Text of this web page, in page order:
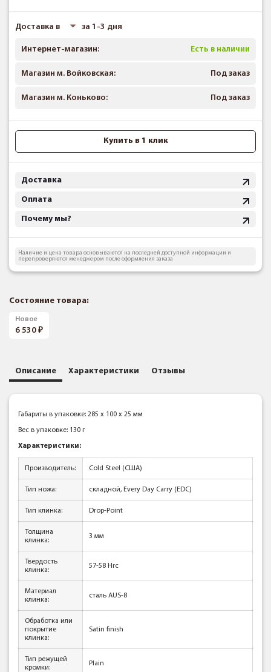
Доставка в за 1-3 дня
Интернет-магазин: Есть в наличии
Магазин м. Войковская: Под заказ
Магазин м. Коньково: Под заказ
Купить в 1 клик
Доставка
Оплата
Почему мы?
Наличие и цена товара основываются на последней доступной информации и
перепроверяются менеджером после оформления заказа
Состояние товара:
Новое
6 530
Описание Характеристики Отзывы
Габариты в упаковке: 285 x 100 x 25 мм
Вес в упаковке: 130 г
Характеристики:
Производитель: Cold Steel (США)
Тип ножа: складной, Every Day Carry (EDC)
Тип клинка: Drop-Point
Толщина
клинка:
3 мм
Твердость
клинка:
57-58 Hrc
Материал
клинка:
сталь AUS-8
Обработка или
покрытие
клинка:
Satin finish
Тип режущей
кромки:
Plain